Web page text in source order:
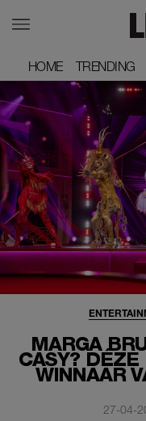
HOME
HOME TRENDING
TRENDING
MARGA
CASY? DÉZE
WINNAAR
27-04-